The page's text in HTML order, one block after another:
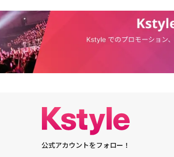
して挑戦した。このジャンルは現実に近ければ近いほど、より強
をしっかりと表現しようとした。『黒い修女たち』は修女という
い物語が生まれるが、『プリースト 悪魔を葬る者』と比較す
思った」と話した。Netflix「ザ・グローリー ～輝かしき復讐
圧巻の演技を披露し、好評を博したソン・ヘギョは、「黒い修
法を選ばずに儀式を準備する修女ユニア役を務め、再び新たな
リー」以降の初の作品として「黒い修女たち」を選んだ理由につ
女たち』だった。何となく『黒い修女たち』を演じたら、別の自
があった」と付け加えた。ユニアを助け、黒い修女になることを
ン・ヨビンは、「一番重要なことは、リアクションだと思った。
りも、眼差しや体の震え、緊張感で見せることができると思っ
公式アカウントをフォロー！